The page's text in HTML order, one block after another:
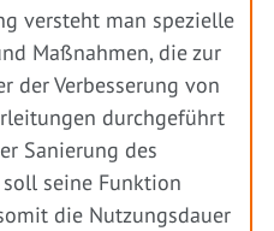
versteht man spezielle
Maßnahmen, die zur
der Verbesserung von
durchgeführt
Sanierung des
seine Funktion
die Nutzungsdauer